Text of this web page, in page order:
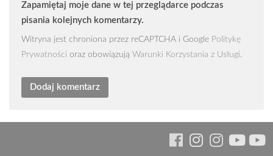
Zapamiętaj moje dane w tej przeglądarce podczas
pisania kolejnych komentarzy.
Witryna jest chroniona przez reCAPTCHA i Google Politykę
Prywatności oraz obowiązują Warunki Korzystania z Usługi.